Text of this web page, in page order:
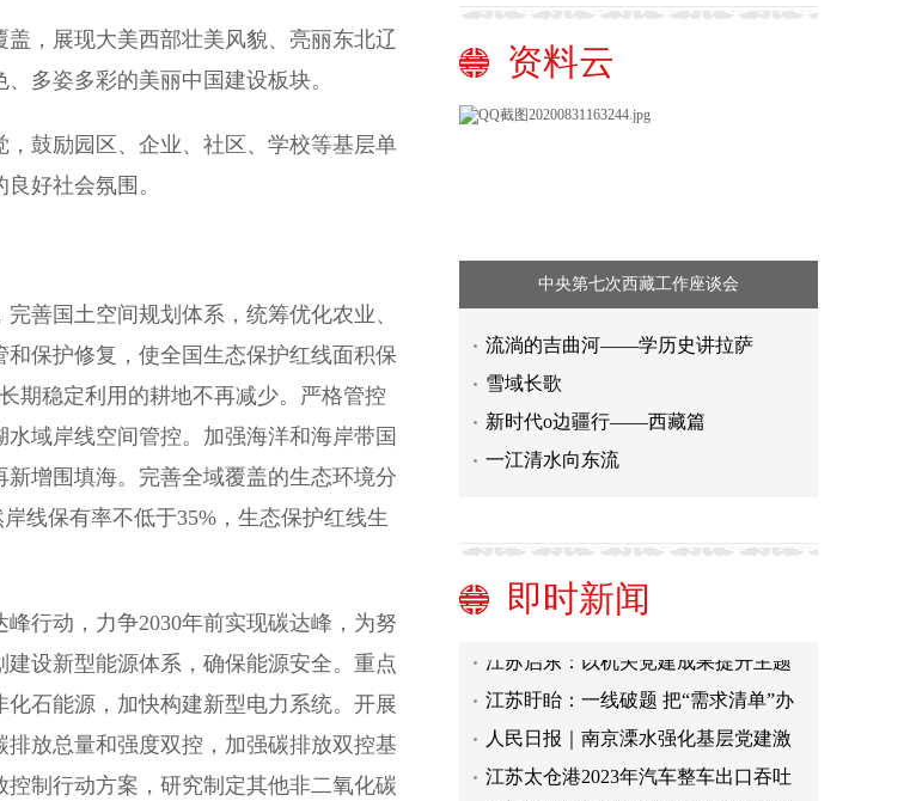
展现大美西部壮美风貌、亮丽东北辽
多姿多彩的美丽中国建设板块。
励园区、企业、社区、学校等基层单
好社会氛围。
国土空间规划体系，统筹优化农业、
保护修复，使全国生态保护红线面积保
期稳定利用的耕地不再减少。严格管控
域岸线空间管控。加强海洋和海岸带国
增围填海。完善全域覆盖的生态环境分
线保有率不低于35%，生态保护红线生
行动，力争2030年前实现碳达峰，为努
设新型能源体系，确保能源安全。重点
石能源，加快构建新型电力系统。开展
放总量和强度双控，加强碳排放双控基
制行动方案，研究制定其他非二氧化碳
资料云
中央第七次西藏工作座谈会
流淌的吉曲河——学历史讲拉萨
雪域长歌
新时代o边疆行——西藏篇
一江清水向东流
即时新闻
级
未来三天江苏以多云天气为主 周日最
高温可达18-19℃
人民日报｜泰州智慧化管理平台服务
教育成效
江苏盱眙：一线破题 把“需求清单”办
成“成效清单”
人民日报｜南京溧水强化基层党建激
发党员干事创业内生动力
江苏太仓港2023年汽车整车出口吞吐
量突破43万辆 同比增长39.96%
今年江苏将新建改建40个体育公园 推